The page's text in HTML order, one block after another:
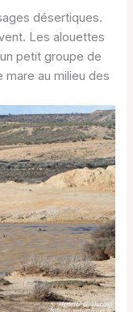
désertiques.
Les alouettes
petit groupe de
au milieu des